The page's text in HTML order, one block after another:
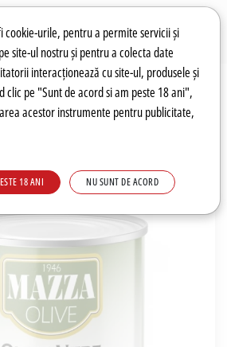
cookie-uri
cookie-urile, pentru a permite servicii și
site-ul nostru și pentru a colecta date
interacționează cu site-ul, produsele și
clic pe "Sunt de acord si am peste 18 ani",
acestor instrumente pentru publicitate,
18 ANI NU SUNT DE ACORD
Autentificare